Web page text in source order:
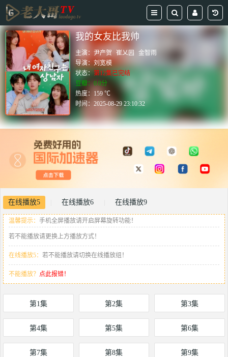
我的女友比我帅
主演：尹产贺 崔乂园
金智雨
导演：刘宽模
状态：第12集已完结
豆瓣：0.0分
热度：159 ℃
时间：2025-08-29 23:10:32
在线播放5 在线播放6 在线播放9
温馨提示： 手机全屏播放请开启屏幕旋转功能！
若不能播放请更换上方播放方式！
在线播放5： 若不能播放请切换在线播放组！
不能播放？ 点此报错！
第1集 第2集 第3集
第4集 第5集 第6集
第7集 第8集 第9集